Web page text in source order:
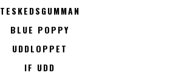
TESKEDSGUMMAN
BLUE POPPY
UDDLOPPET
IF UDD